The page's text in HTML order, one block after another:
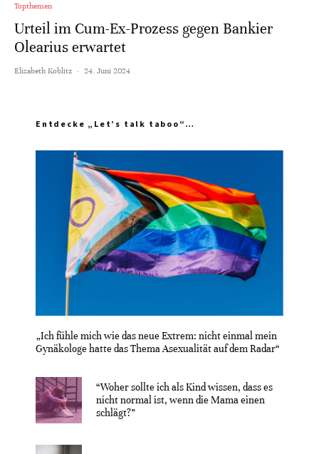
Topthemen
Urteil im Cum-Ex-Prozess gegen Bankier
Olearius erwartet
Elisabeth Koblitz · 24. Juni 2024
Entdecke „Let’s talk taboo“…
„Ich fühle mich wie das neue Extrem: nicht einmal mein
Gynäkologe hatte das Thema Asexualität auf dem Radar“
“Woher sollte ich als Kind wissen, dass es
nicht normal ist, wenn die Mama einen
schlägt?”